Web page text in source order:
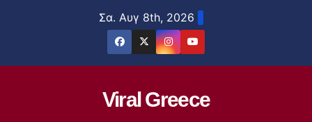
Σα. Αυγ 8th, 2026
Viral Greece